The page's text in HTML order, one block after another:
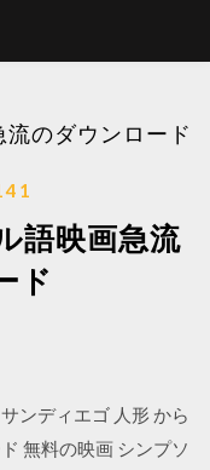
のダウンロード
語映画急流
ド
ンディエゴ 人形 から
無料の映画 シンプソ